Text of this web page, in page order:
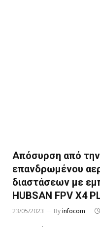
Απόσυρση από
επανδρωμένου
διαστάσεων με
HUBSAN FPV X4
23/05/2023 Byinfocom